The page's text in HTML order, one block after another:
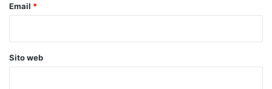
Email *
Sito web